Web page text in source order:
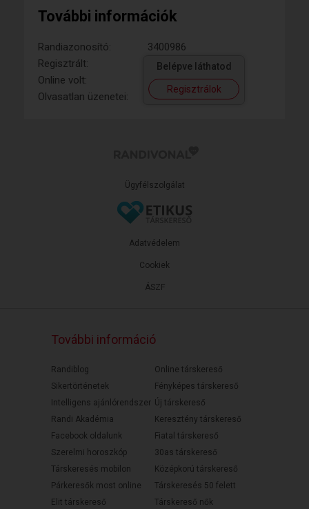
További információk
Randiazonosító:
3400986
Regisztrált:
Online volt:
Olvasatlan üzenetei:
Belépve láthatod
Regisztrálok
Ügyfélszolgálat
ÁSZF
Adatvédelem
Cookiek
További információ
Randiblog
Sikertörténetek
Intelligens ajánlórendszer
Randi Akadémia
Facebook oldalunk
Szerelmi horoszkóp
Társkeresés mobilon
Párkeresők most online
Elit társkereső
Online társkereső
Fényképes társkereső
Új társkereső
Keresztény társkereső
Fiatal társkereső
30as társkereső
Középkorú társkereső
Társkeresés 50 felett
Társkereső nők